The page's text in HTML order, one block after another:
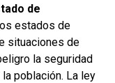
de
estados de
situaciones de
la seguridad
población. La ley